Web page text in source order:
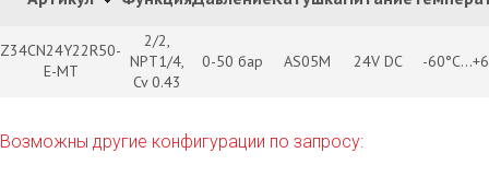
Z34CN24Y22R50-
E-MT
2/2,
NPT1/4,
Cv 0.43
0-50 бар AS05M 24V DC -
Возможны другие конфигурации по запросу: